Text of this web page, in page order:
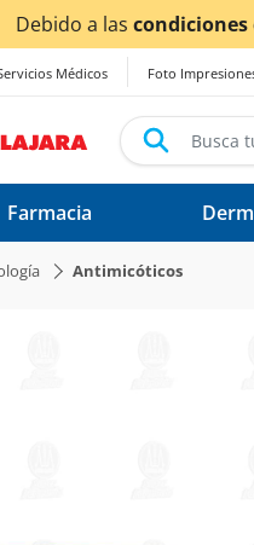
Médicos Foto
Farmacia
Antimicóticos